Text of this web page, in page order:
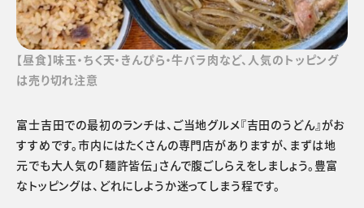
【昼食】味玉・ちく天・きんぴら・牛バラ肉など、人気のトッピング
は売り切れ注意
富士吉田での最初のランチは、ご当地グルメ『吉田のうどん』がお
すすめです。市内にはたくさんの専門店がありますが、まずは地
元でも大人気の「麺許皆伝」さんで腹ごしらえをしましょう。豊富
なトッピングは、どれにしようか迷ってしまう程です。